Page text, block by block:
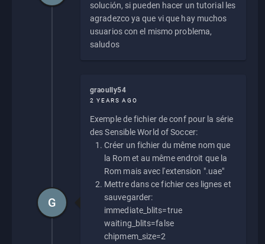
solución, si pueden hacer un tutorial les
agradezco ya que vi que hay muchos
usuarios con el mismo problema,
saludos
graoully54
2 YEARS AGO
Exemple de fichier de conf pour la série
des Sensible World of Soccer:
Créer un fichier du même nom que
la Rom et au même endroit que la
Rom mais avec l'extension ".uae"
Mettre dans ce fichier ces lignes et
sauvegarder:
immediate_blits=true
waiting_blits=false
chipmem_size=2
G